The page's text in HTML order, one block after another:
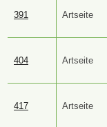
391 Artseite
404 Artseite
417 Artseite